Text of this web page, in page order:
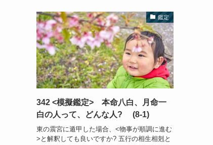
鑑定
342 <模擬鑑定> 本命八白、月命一
白の人って、どんな人? (8-1)
東の震宮に遁甲した場合、<物事が順調に進む
>と解釈しても良いですか? 五行の相生相剋と